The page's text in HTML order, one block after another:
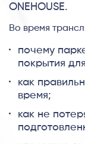
ONEHOUSE.
Во время
почему
покрытия
как
время;
как не